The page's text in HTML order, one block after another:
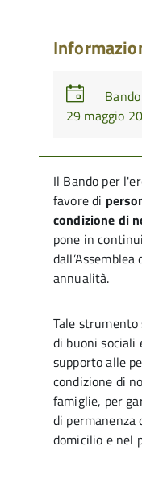
29 maggio
Il Bando per
favore di
condizione di
pone in
annualità.
Tale
di buoni
supporto alle
condizione di
famiglie, per
di permanenza
domicilio e nel